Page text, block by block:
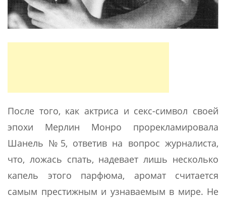
После того, как актриса и секс-символ своей
эпохи Мерлин Монро прорекламировала
Шанель №5, ответив на вопрос журналиста,
что, ложась спать, надевает лишь несколько
капель этого парфюма, аромат считается
самым престижным и узнаваемым в мире. Не